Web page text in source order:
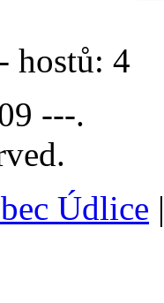
hostů: 4
---.
Údlice